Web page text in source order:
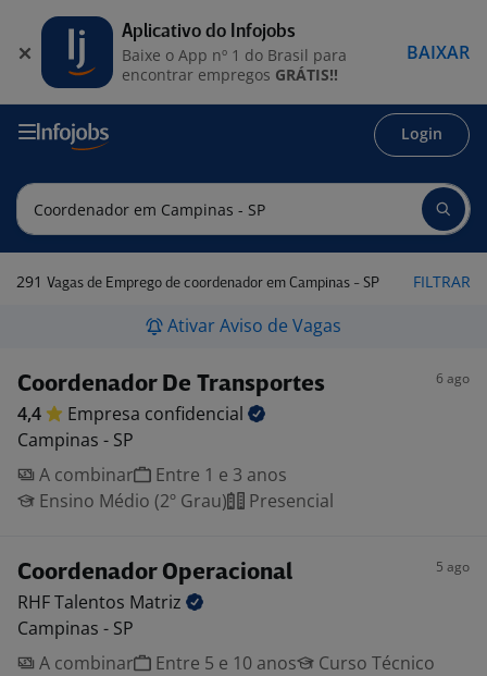
Login
291 Vagas de Emprego de coordenador em Campinas - SP FILTRAR
Ativar Aviso de Vagas
Coordenador De Transportes 6 ago
4,4 Empresa confidencial
Campinas - SP
A combinar
Entre 1 e 3 anos
Ensino Médio (2º Grau)
Presencial
Coordenador Operacional 5 ago
RHF Talentos Matriz
Campinas - SP
A combinar
Entre 5 e 10 anos
Curso Técnico
Aplicativo do Infojobs
Baixe o App nº 1 do Brasil para
encontrar empregos GRÁTIS!!
BAIXAR